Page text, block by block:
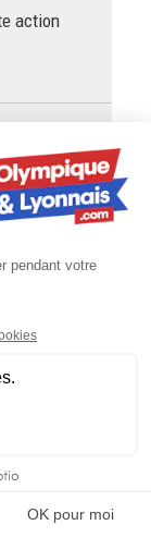
action
à Getafe
partir
va
dans la
actuels . Il a
action